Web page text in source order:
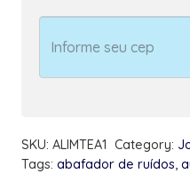
Autistas
quantity
SKU: ALIMTEA1 Category:
Tags: abafador de ruídos,